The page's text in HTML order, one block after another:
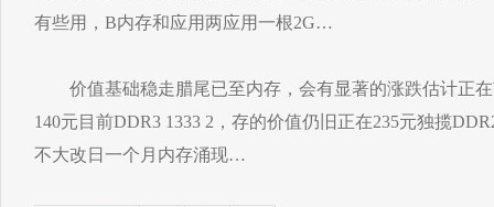
有些用，B内存和应用两应用一根2G…
价值基础稳走腊尾已至内存，会有显著的涨跌估计正在
140元目前DDR3 1333 2，存的价值仍旧正在235元独揽
不大改日一个月内存涌现…